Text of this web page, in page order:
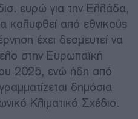
ευρώ για την Ελλάδα,
καλυφθεί από εθνικούς
έχει δεσμευτεί να
στην Ευρωπαϊκή
2025, ενώ ήδη από
δημόσια
Κλιματικό Σχέδιο.